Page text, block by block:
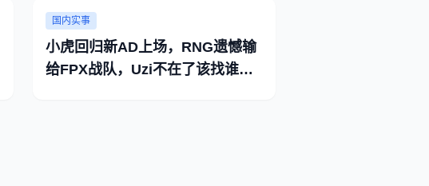
国内实事
小虎回归新AD上场，RNG遗憾输
给FPX战队，Uzi不在了该找谁背